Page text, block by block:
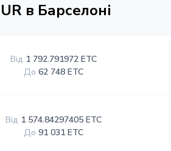
в Барселоні
Від 1 792.791972 ETC
До 62 748 ETC
Від 1 574.84297405 ETC
До 91 031 ETC